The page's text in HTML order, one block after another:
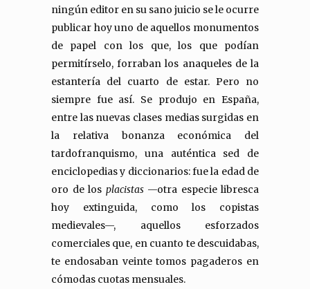
ningún editor en su sano juicio se le ocurre
publicar hoy uno de aquellos monumentos
de papel con los que, los que podían
permitírselo, forraban los anaqueles de la
estantería del cuarto de estar. Pero no
siempre fue así. Se produjo en España,
entre las nuevas clases medias surgidas en
la relativa bonanza económica del
tardofranquismo, una auténtica sed de
enciclopedias y diccionarios: fue la edad de
oro de los placistas—otra especie libresca
hoy extinguida, como los copistas
medievales—, aquellos esforzados
comerciales que, en cuanto te descuidabas,
te endosaban veinte tomos pagaderos en
cómodas cuotas mensuales.